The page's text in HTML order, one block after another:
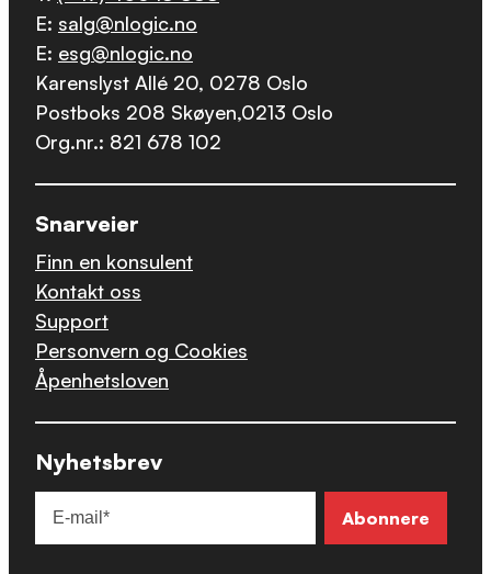
E: salg@nlogic.no
E: esg@nlogic.no
Karenslyst Allé 20, 0278 Oslo
Postboks 208 Skøyen,0213 Oslo
Org.nr.: 821 678 102
Snarveier
Finn en konsulent
Kontakt oss
Support
Personvern og Cookies
Åpenhetsloven
Nyhetsbrev